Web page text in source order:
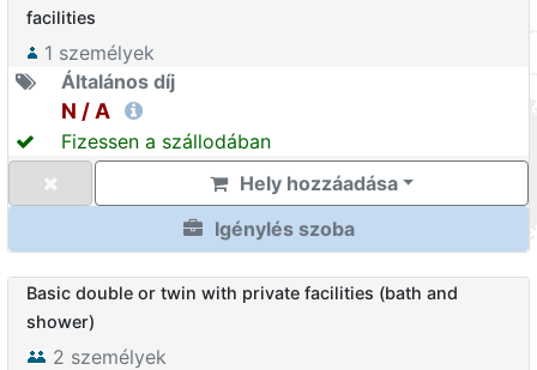
facilities
1 személyek
Általános díj
N / A
Fizessen a szállodában
Hely hozzáadása
Igénylés szoba
Basic double or twin with private facilities (bath and
shower)
2 személyek